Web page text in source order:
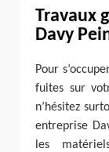
Travaux
Davy
Pour
fuites sur
n’hésitez
entreprise
les